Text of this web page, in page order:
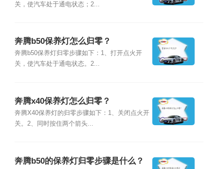
关，使汽车处于通电状态；2...
奔腾b50保养灯怎么归零？
奔腾b50保养灯归零步骤如下：1、打开点火开
关，使汽车处于通电状态。2...
奔腾x40保养灯怎么归零？
奔腾X40保养灯的归零步骤如下：1、关闭点火开
关。2、同时按住两个箭头...
奔腾b50的保养灯归零步骤是什么？